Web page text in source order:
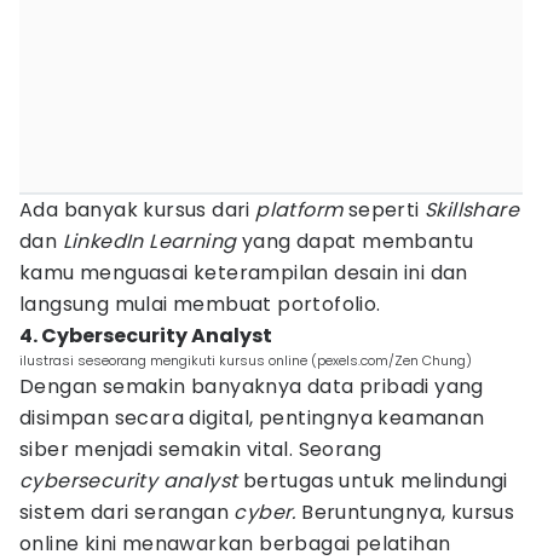
Ada banyak kursus dari platformseperti Skillshare
dan LinkedIn Learningyang dapat membantu
kamu menguasai keterampilan desain ini dan
langsung mulai membuat portofolio.
4. Cybersecurity Analyst
ilustrasi seseorang mengikuti kursus online (pexels.com/Zen Chung)
Dengan semakin banyaknya data pribadi yang
disimpan secara digital, pentingnya keamanan
siber menjadi semakin vital. Seorang
cybersecurity analystbertugas untuk melindungi
sistem dari serangan cyber. Beruntungnya, kursus
online kini menawarkan berbagai pelatihan